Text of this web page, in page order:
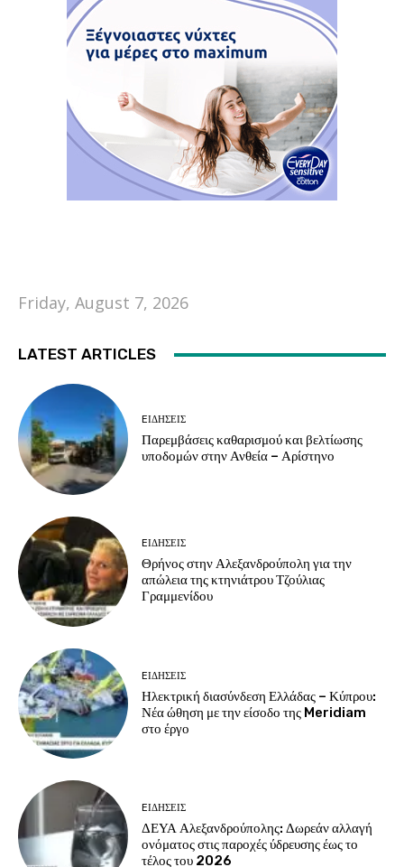
Friday, August 7, 2026
LATEST ARTICLES
EΙΔΗΣΕΙΣ
Παρεμβάσεις καθαρισμού και βελτίωσης
υποδομών στην Ανθεία – Αρίστηνο
EΙΔΗΣΕΙΣ
Θρήνος στην Αλεξανδρούπολη για την
απώλεια της κτηνιάτρου Τζούλιας
Γραμμενίδου
EΙΔΗΣΕΙΣ
Ηλεκτρική διασύνδεση Ελλάδας – Κύπρου:
Νέα ώθηση με την είσοδο της Meridiam
στο έργο
EΙΔΗΣΕΙΣ
ΔΕΥΑ Αλεξανδρούπολης: Δωρεάν αλλαγή
ονόματος στις παροχές ύδρευσης έως το
τέλος του 2026